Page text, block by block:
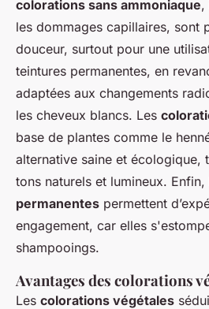
colorations sans ammoniaque,
les dommages capillaires, sont
douceur, surtout pour une
teintures permanentes, en
adaptées aux changements
les cheveux blancs. Les
base de plantes comme le
alternative saine et écologique,
tons naturels et lumineux. Enfin,
permanentes permettent
engagement, car elles
shampooings.
Avantages des colorations
Les colorations végétales